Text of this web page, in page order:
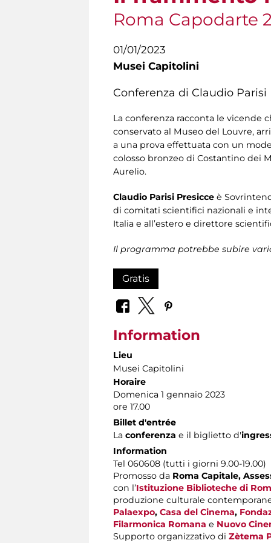
Roma Capodarte
01/01/2023
Musei Capitolini
Conferenza di Claudio
La conferenza racconta le
conservato al Museo del Louvre,
a una prova effettuata con un
colosso bronzeo di Costantino dei
Aurelio.
Claudio Parisi Presicce è
di comitati scientifici nazionali e
Italia e all’estero e direttore
Il programma potrebbe subire
Gratis
Information
Lieu
Musei Capitolini
Horaire
Domenica 1 gennaio 2023
ore 17.00
Billet d'entrée
La conferenza e il biglietto d'
Information
Tel 060608 (tutti i giorni 9.00-19.00)
Promosso da Roma Capitale,
con l’Istituzione Biblioteche di
produzione culturale
Palaexpo, Casa del Cinema,
Filarmonica Romana e Nuovo
Supporto organizzativo di Zètema